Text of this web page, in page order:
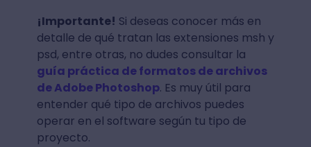
¡Importante! Si deseas conocer más en
detalle de qué tratan las extensiones msh y
psd, entre otras, no dudes consultar la
guía práctica de formatos de archivos
de Adobe Photoshop. Es muy útil para
entender qué tipo de archivos puedes
operar en el software según tu tipo de
proyecto.